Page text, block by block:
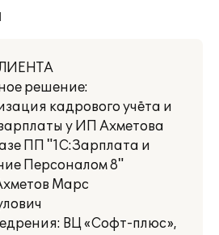
решение:
кадрового учёта и
у ИП Ахметова
ПП "1С:Зарплата и
Персоналом 8"
Марс
ВЦ «Софт-плюс»,